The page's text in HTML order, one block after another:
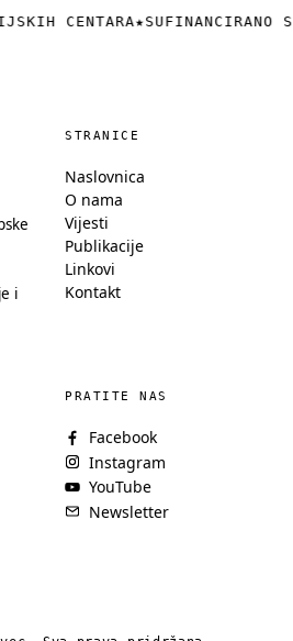
CENTARA★SUFINANCIRANO
i
STRANICE
Naslovnica
O nama
Vijesti
Publikacije
Linkovi
Kontakt
PRATITE NAS
Facebook
Instagram
YouTube
Newsletter